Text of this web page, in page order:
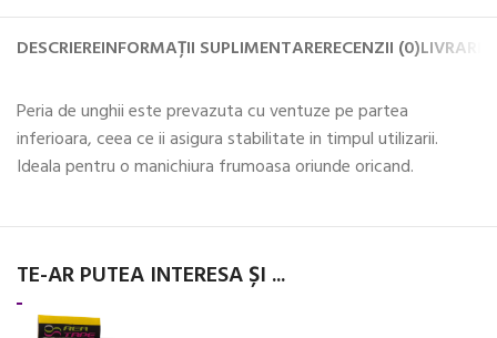
DESCRIEREINFORMAȚII SUPLIMENTARERECENZII (0)LIVRARE
Peria de unghii este prevazuta cu ventuze pe partea
inferioara, ceea ce ii asigura stabilitate in timpul utilizarii.
Ideala pentru o manichiura frumoasa oriunde oricand.
TE-AR PUTEA INTERESA ȘI ...